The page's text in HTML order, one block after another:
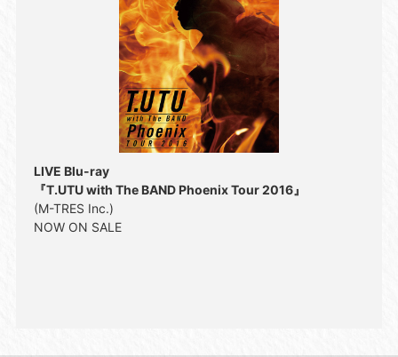
LIVE Blu-ray
『T.UTU with The BAND Phoenix Tour 2016』
(M-TRES Inc.)
NOW ON SALE